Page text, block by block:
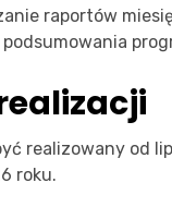
raportów
realizowany od
roku.